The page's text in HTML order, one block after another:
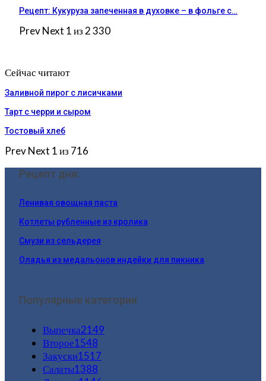
Рецепт: Кукуруза запеченная в духовке – в фольге с…
PrevNext 1 из 2 330
Сейчас читают
Заливной пирог с лисичками
Тарт с черри и сыром
Тостовый хлеб
PrevNext 1 из 716
Рецепт дня:
Ленивая овощная паста
Котлеты рубленные из кролика
Смузи из сельдерея
Оладья из медальонов индейки для пикника
Популярные категории
Выпечка2149
Второе1548
Закуски1517
Салаты1388